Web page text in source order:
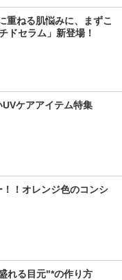
重ねる肌悩みに、まずこ
ドセラム」新登場！
ケアアイテム特集
！オレンジ色のコンシ
れる目元"*の作り方